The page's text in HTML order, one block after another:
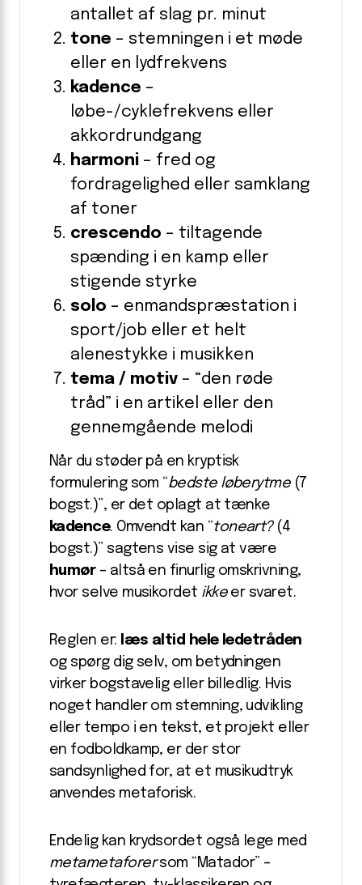
antallet af slag pr. minut
tone – stemningen i et møde
eller en lydfrekvens
kadence –
løbe-/cyklefrekvens eller
akkordrundgang
harmoni– fred og
fordragelighed eller samklang
af toner
crescendo – tiltagende
spænding i en kamp eller
stigende styrke
solo – enmandspræstation i
sport/job eller et helt
alenestykke i musikken
tema / motiv– “den røde
tråd” i en artikel eller den
gennemgående melodi
Når du støder på en kryptisk
formulering som “bedste løberytme(7
bogst.)”, er det oplagt at tænke
kadence. Omvendt kan “toneart?(4
bogst.)” sagtens vise sig at være
humør– altså en finurlig omskrivning,
hvor selve musikordet ikkeer svaret.
Reglen er:
læs altid hele ledetråden
og spørg dig selv, om betydningen
virker bogstavelig eller billedlig. Hvis
noget handler om stemning, udvikling
eller tempo i en tekst, et projekt eller
en fodboldkamp, er der stor
sandsynlighed for, at et musikudtryk
anvendes metaforisk.
Endelig kan krydsordet også lege med
metametaforersom “Matador” –